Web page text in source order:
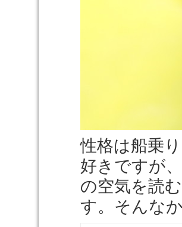
性格は船乗
好きですが
の空気を読
す。そんな